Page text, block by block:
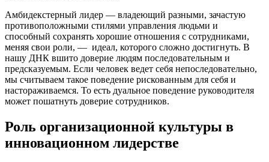
Амбидекстерный лидер — владеющий разными, зачастую
противоположными стилями управления людьми и
способный сохранять хорошие отношения с сотрудниками,
меняя свои роли, — идеал, которого сложно достигнуть. В
нашу ДНК вшито доверие людям последовательным и
предсказуемым. Если человек ведет себя непоследовательно,
мы считываем такое поведение рискованным для себя и
настораживаемся. То есть дуальное поведение руководителя
может пошатнуть доверие сотрудников.
Роль организационной культуры в
инновационном лидерстве